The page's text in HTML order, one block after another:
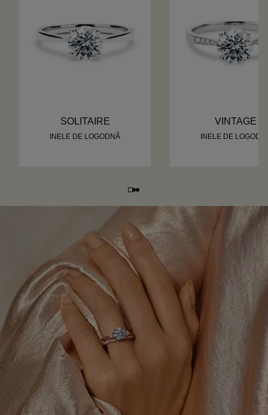
SOLITAIRE
INELE DE LOGODNĂ
VINTAGE
INELE DE